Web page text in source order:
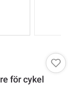
för cykel